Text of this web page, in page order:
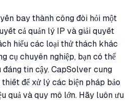
bay thành công đòi hỏi một
cả quản lý IP và giải quyết
hiểu các loại thử thách khác
cụ chuyên nghiệp, bạn có thể
tin cậy. CapSolver cung
để xử lý các biện pháp bảo
quả và quy mô lớn. Hãy luôn ưu